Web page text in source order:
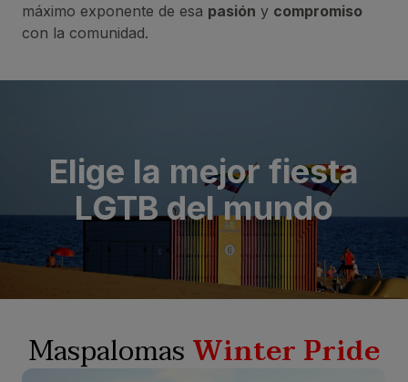
máximo exponente de esa pasión y compromiso
con la comunidad.
Elige la mejor fiesta
LGTB del mundo
MaspalomasWinter Pride